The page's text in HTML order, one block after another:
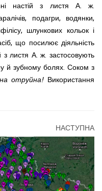
настій з листя А. ж.
подагри, водянки,
шлункових кольок і
що посилює діяльність
листя А. ж. застосовують
й зубному болях. Соком з
отруйна! Використання
НАСТУПНА